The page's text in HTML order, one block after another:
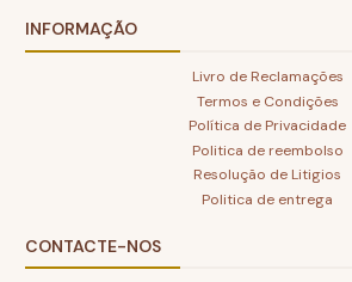
INFORMAÇÃO
Livro de Reclamações
Termos e Condições
Política de Privacidade
Politica de reembolso
Resolução de Litigios
Politica de entrega
CONTACTE-NOS